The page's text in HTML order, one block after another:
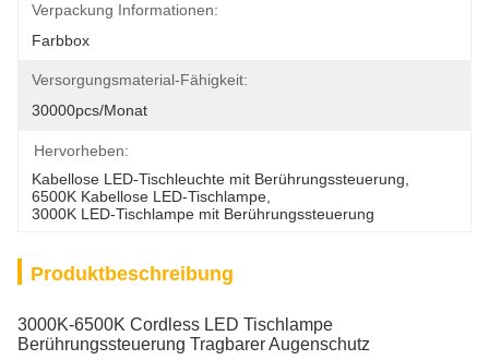
Verpackung Informationen:
Farbbox
Versorgungsmaterial-Fähigkeit:
30000pcs/Monat
Hervorheben:
Kabellose LED-Tischleuchte mit Berührungssteuerung
6500K Kabellose LED-Tischlampe
3000K LED-Tischlampe mit Berührungssteuerung
Produktbeschreibung
3000K-6500K Cordless LED Tischlampe
Berührungssteuerung Tragbarer Augenschutz